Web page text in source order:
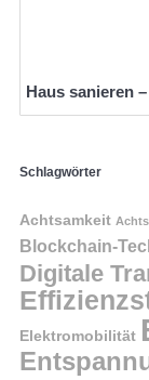
Haus sanieren
Schlagwörter
Achtsamkeit
Blockchain-
Digitale
Elektromobilität